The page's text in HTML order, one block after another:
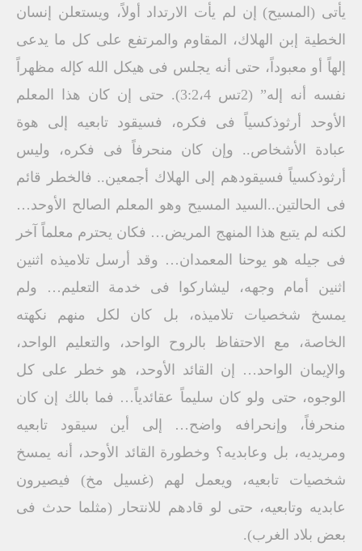
يأتى (المسيح) إن لم يأت الارتداد أولاً، ويستعلن إنسان
الخطية إبن الهلاك، المقاوم والمرتفع على كل ما يدعى
إلهاً أو معبوداً، حتى أنه يجلس فى هيكل الله كإله مظهراً
نفسه أنه إله” (2تس 3:2،4). حتى إن كان هذا المعلم
الأوحد أرثوذكسياً فى فكره، فسيقود تابعيه إلى هوة
عبادة الأشخاص.. وإن كان منحرفاً فى فكره، وليس
أرثوذكسياً فسيقودهم إلى الهلاك أجمعين.. فالخطر قائم
فى الحالتين..السيد المسيح وهو المعلم الصالح الأوحد…
لكنه لم يتبع هذا المنهج المريض… فكان يحترم معلماً آخر
فى جيله هو يوحنا المعمدان… وقد أرسل تلاميذه اثنين
اثنين أمام وجهه، ليشاركوا فى خدمة التعليم… ولم
يمسخ شخصيات تلاميذه، بل كان لكل منهم نكهته
الخاصة، مع الاحتفاظ بالروح الواحد، والتعليم الواحد،
والإيمان الواحد… إن القائد الأوحد، هو خطر على كل
الوجوه، حتى ولو كان سليماً عقائدياً… فما بالك إن كان
منحرفاً، وإنحرافه واضح… إلى أين سيقود تابعيه
ومريديه، بل وعابديه؟ وخطورة القائد الأوحد، أنه يمسخ
شخصيات تابعيه، ويعمل لهم (غسيل مخ) فيصيرون
عابديه وتابعيه، حتى لو قادهم للانتحار (مثلما حدث فى
بعض بلاد الغرب).